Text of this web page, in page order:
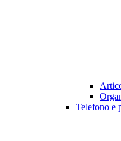
Telefono e